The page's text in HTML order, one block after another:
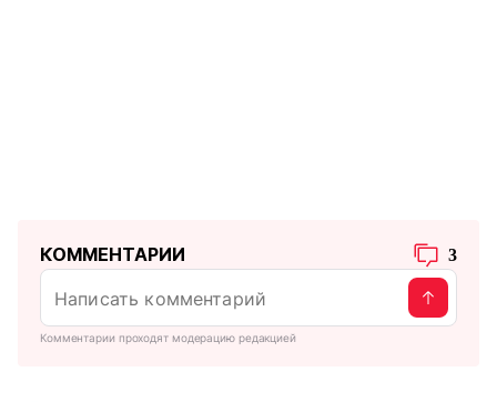
КОММЕНТАРИИ 3
Комментарии проходят модерацию редакцией